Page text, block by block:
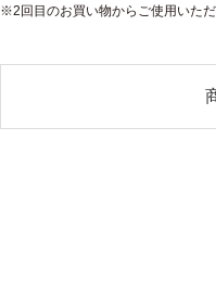
※2回目のお買い物からご使用いただ